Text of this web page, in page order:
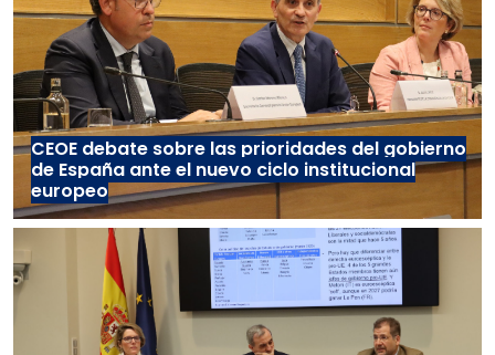
CEOE debate sobre las prioridades del gobierno
de España ante el nuevo ciclo institucional
europeo